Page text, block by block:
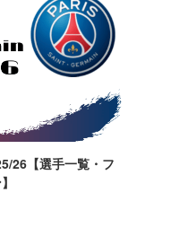
26【選手一覧・フ